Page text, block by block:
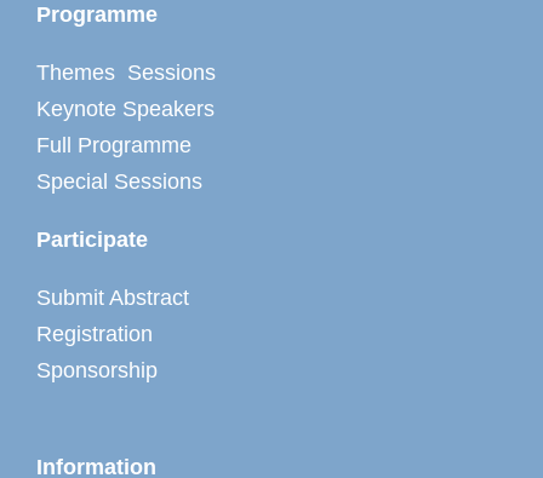
Programme
Themes Sessions
Keynote Speakers
Full Programme
Special Sessions
Participate
Submit Abstract
Registration
Sponsorship
Information